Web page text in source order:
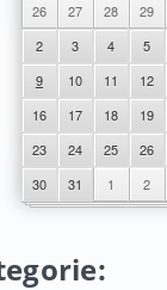
26 27 28 29
2
3 4 5
9
10 11 12
16
17 18 19
23
24 25 26
30
31 1 2